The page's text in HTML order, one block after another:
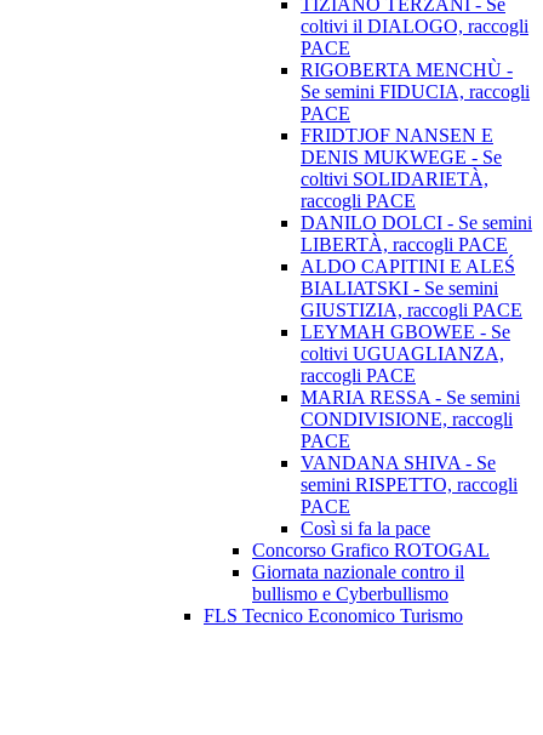
TIZIANO TERZANI - Se
coltivi il DIALOGO, raccogli
PACE
RIGOBERTA MENCHÙ -
Se semini FIDUCIA, raccogli
PACE
FRIDTJOF NANSEN E
DENIS MUKWEGE - Se
coltivi SOLIDARIETÀ,
raccogli PACE
DANILO DOLCI - Se semini
LIBERTÀ, raccogli PACE
ALDO CAPITINI E ALEŚ
BIALIATSKI - Se semini
GIUSTIZIA, raccogli PACE
LEYMAH GBOWEE - Se
coltivi UGUAGLIANZA,
raccogli PACE
MARIA RESSA - Se semini
CONDIVISIONE, raccogli
PACE
VANDANA SHIVA - Se
semini RISPETTO, raccogli
PACE
Così si fa la pace
Concorso Grafico ROTOGAL
Giornata nazionale contro il
bullismo e Cyberbullismo
FLS Tecnico Economico Turismo